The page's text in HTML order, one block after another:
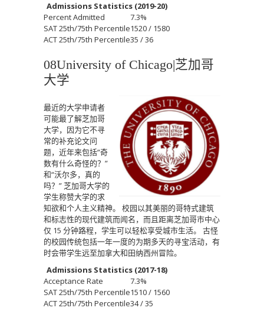
Admissions Statistics (2019-20)
Percent Admitted
7.3%
SAT 25th/75th Percentile1520 / 1580
ACT 25th/75th Percentile35 / 36
08University of Chicago| 芝加哥
大学
最近的大学申请者
可能最了解芝加哥
大学，因为它不寻
常的补充论文问
题，近年来包括“奇
数有什么奇怪的？”
和“沃尔多，真的
吗？”芝加哥大学的
学生称赞大学的求
知欲和个人主义精神。
校园以其美丽的哥特式建筑
和标志性的现代建筑而闻名，而且距离芝加哥市中心
仅 15 分钟路程，学生可以轻松享受城市生活。
古怪
的校园传统包括一年一度的为期多天的寻宝活动，有
时会带学生远至加拿大和田纳西州冒险。
Admissions Statistics (2017-18)
Acceptance Rate
7.3%
SAT 25th/75th Percentile1510 / 1560
ACT 25th/75th Percentile34 / 35